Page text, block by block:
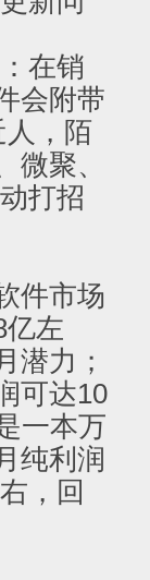
在销
会附带
，陌
微聚、
打招
件市场
亿左
潜力；
可达10
一本万
纯利润
，回